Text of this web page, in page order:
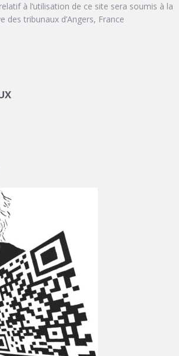
à l’utilisation de ce site sera soumis à la
des tribunaux d’Angers, France